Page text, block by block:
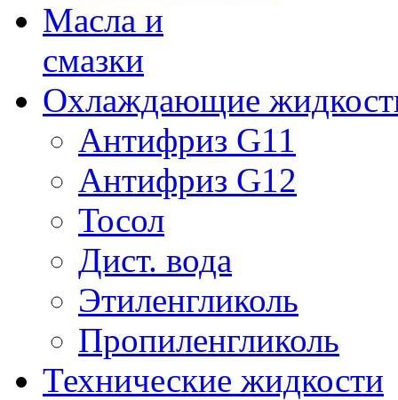
Масла и
смазки
Охлаждающие
Антифриз G11
Антифриз G12
Тосол
Дист. вода
Этиленгликоль
Пропиленгликоль
Технические жидкости